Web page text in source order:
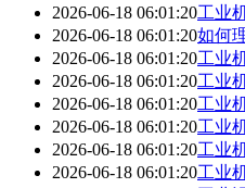
2026-06-18 06:01:20工业
2026-06-18 06:01:20如何
2026-06-18 06:01:20工业
2026-06-18 06:01:20工业
2026-06-18 06:01:20工业
2026-06-18 06:01:20工业
2026-06-18 06:01:20工业
2026-06-18 06:01:20工业